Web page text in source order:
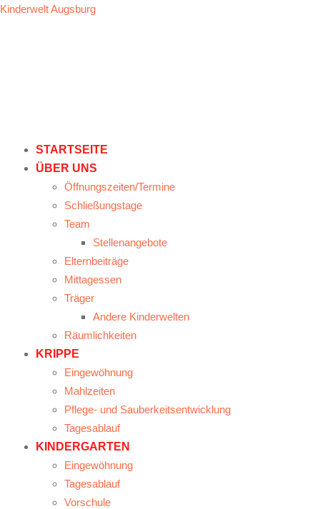
Kinderwelt Augsburg
STARTSEITE
ÜBER UNS
Öffnungszeiten/Termine
Schließungstage
Team
Stellenangebote
Elternbeiträge
Mittagessen
Träger
Andere Kinderwelten
Räumlichkeiten
KRIPPE
Eingewöhnung
Mahlzeiten
Pflege- und Sauberkeitsentwicklung
Tagesablauf
KINDERGARTEN
Eingewöhnung
Tagesablauf
Vorschule